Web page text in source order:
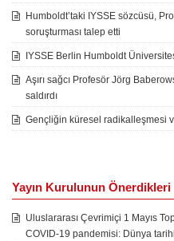
Humboldt’taki IYSSE sözcüsü,
soruşturması talep etti
IYSSE Berlin Humboldt
Aşırı sağcı Profesör Jörg
saldırdı
Gençliğin küresel radikalleşmesi
Yayın Kurulunun Önerdikleri
Uluslararası Çevrimiçi 1 Mayıs
COVID-19 pandemisi: Dünya